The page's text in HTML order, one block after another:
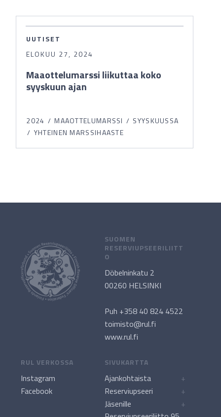
UUTISET
ELOKUU 27, 2024
Maaottelumarssi liikuttaa koko
syyskuun ajan
2024 MAAOTTELUMARSSI
SYYSKUUSSA
YHTEINEN MARSSIHAASTE
SUOMEN
RESERVIUPSEERILIITT
O
Döbelninkatu 2
00260 HELSINKI
Puh +358 40 824 4522
toimisto@rul.fi
www.rul.fi
RUL VERKOSSA
Instagram
Facebook
SIVUKARTTA
Ajankohtaista
+
Reserviupseeri
+
Jäsenille
+